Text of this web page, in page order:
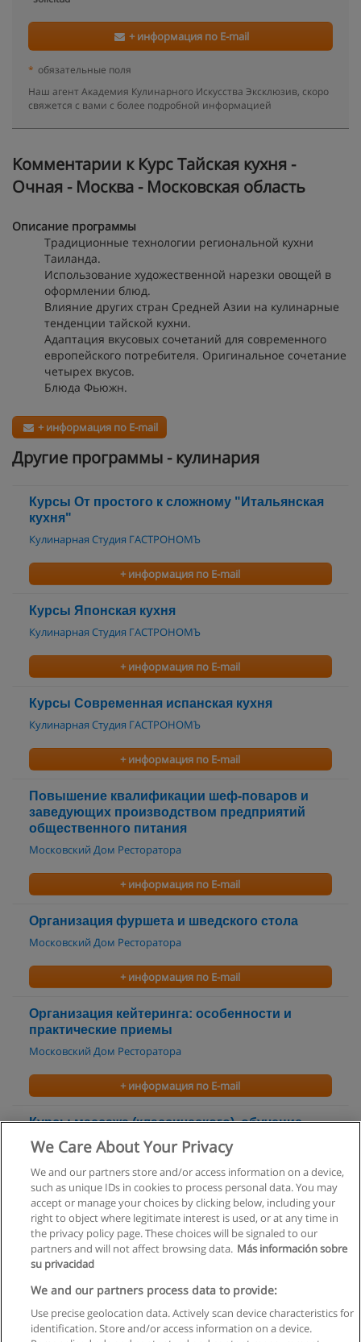
+ информация по E-mail
* обязательные поля
Наш агент Академия Кулинарного Искусства Эксклюзив, скоро
свяжется с вами с более подробной информацией
Kомментарии к Курс Тайская кухня -
Очная - Москва - Московская область
Описание программы
Традиционные технологии региональной кухни
Таиланда.
Использование художественной нарезки овощей в
оформлении блюд.
Влияние других стран Средней Азии на кулинарные
тенденции тайской кухни.
Адаптация вкусовых сочетаний для современного
европейского потребителя. Оригинальное сочетание
четырех вкусов.
Блюда Фьюжн.
+ информация по E-mail
Другие программы - кулинария
Курсы От простого к сложному "Итальянская
кухня"
Кулинарная Студия ГАСТРОНОМЪ
+ информация по E-mail
Курсы Японская кухня
Кулинарная Студия ГАСТРОНОМЪ
+ информация по E-mail
Курсы Современная испанская кухня
Кулинарная Студия ГАСТРОНОМЪ
+ информация по E-mail
Повышение квалификации шеф-поваров и
заведующих производством предприятий
общественного питания
Московский Дом Ресторатора
+ информация по E-mail
Организация фуршета и шведского стола
Московский Дом Ресторатора
+ информация по E-mail
Организация кейтеринга: особенности и
практические приемы
Московский Дом Ресторатора
+ информация по E-mail
Курсы массажа (классического), обучение
массажу
+ информация по E-mail
Правила пользования
Конфиденциальность информации
We Care About Your Privacy
We and our partners store and/or access information on a device,
such as unique IDs in cookies to process personal data. You may
accept or manage your choices by clicking below, including your
right to object where legitimate interest is used, or at any time in
the privacy policy page. These choices will be signaled to our
partners and will not affect browsing data. Más información sobre
su privacidad
We and our partners process data to provide:
Use precise geolocation data. Actively scan device characteristics for
identification. Store and/or access information on a device.